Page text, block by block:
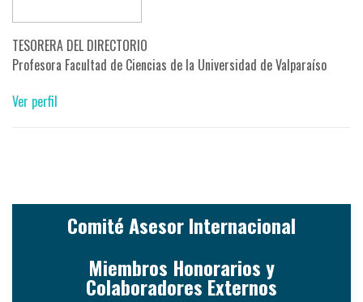
TESORERA DEL DIRECTORIO
Profesora Facultad de Ciencias de la Universidad de Valparaíso
Ver perfil
Comité Asesor Internacional
Miembros Honorarios y
Colaboradores Externos